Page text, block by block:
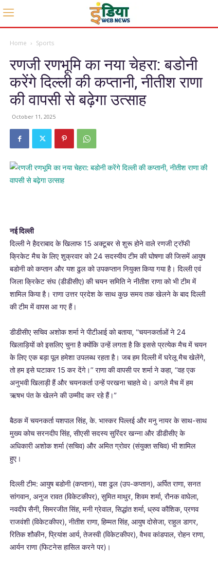
Home Sports
रणजी रणभूमि का नया चेहरा: बडोनी
करेंगे दिल्ली की कप्तानी, नीतीश राणा
की वापसी से बढ़ेगा उत्साह
October 11, 2025
नई दिल्ली
दिल्ली ने हैदराबाद के खिलाफ 15 अक्टूबर से शुरू होने वाले रणजी ट्रॉफी
क्रिकेट मैच के लिए शुक्रवार को 24 सदस्यीय टीम की घोषणा की जिसमें आयुष
बडोनी को कप्तान और यश ढुल को उपकप्तान नियुक्त किया गया है। दिल्ली एवं
जिला क्रिकेट संघ (डीडीसीए) की चयन समिति ने नीतीश राणा को भी टीम में
शामिल किया है। राणा उत्तर प्रदेश के साथ कुछ समय तक खेलने के बाद दिल्ली
की टीम में वापस आ गए हैं।
डीडीसीए सचिव अशोक शर्मा ने पीटीआई को बताया, ‘‘चयनकर्ताओं ने 24
खिलाड़ियों को इसलिए चुना है क्योंकि उन्हें लगता है कि इससे प्रत्येक मैच में चयन
के लिए एक बड़ा पूल हमेशा उपलब्ध रहता है। जब हम दिल्ली में घरेलू मैच खेलेंगे,
तो हम इसे घटाकर 15 कर देंगे।’’ राणा की वापसी पर शर्मा ने कहा, ‘‘वह एक
अनुभवी खिलाड़ी हैं और चयनकर्ता उन्हें परखना चाहते थे। अगले मैच में हम
ऋषभ पंत के खेलने की उम्मीद कर रहे हैं।”
बैठक में चयनकर्ता यशपाल सिंह, के. भास्कर पिल्लई और मनु नायर के साथ-साथ
मुख्य कोच सरनदीप सिंह, सीएसी सदस्य सुरिंदर खन्ना और डीडीसीए के
अधिकारी अशोक शर्मा (सचिव) और अमित ग्रोवर (संयुक्त सचिव) भी शामिल
हुए।
दिल्ली टीम: आयुष बडोनी (कप्तान), यश ढुल (उप-कप्तान), अर्पित राणा, सनत
सांगवान, अनुज रावत (विकेटकीपर), सुमित माथुर, शिवम शर्मा, रौनक वाघेला,
नवदीप सैनी, सिमरजीत सिंह, मनी ग्रेवाल, सिद्धांत शर्मा, ध्रुव कौशिक, प्रणव
राजवंशी (विकेटकीपर), नीतीश राणा, हिम्मत सिंह, आयुष दोसेजा, राहुल डागर,
रितिक शौकीन, प्रियांश आर्य, तेजस्वी (विकेटकीपर), वैभव कांडपाल, रोहन राणा,
आर्यन राणा (फिटनेस हासिल करने पर)।